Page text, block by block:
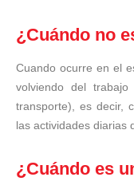
¿Cuándo no
Cuando ocurre en el
volviendo del
transporte), es decir,
las actividades diarias
¿Cuándo es